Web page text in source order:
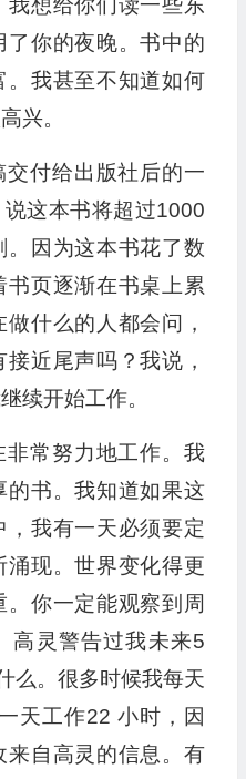
我想给你们读一些东
你的夜晚。书中的
。我甚至不知道如何
兴。
交付给出版社后的一
这本书将超过1000
因为这本书花了数
页逐渐在书桌上累
什么的人都会问，
近尾声吗？我说，
续开始工作。
常努力地工作。我
的书。我知道如果这
我有一天必须要定
现。世界变化得更
你一定能观察到周
高灵警告过我未来5
么。很多时候我每天
天工作22 小时，因
来自高灵的信息。有